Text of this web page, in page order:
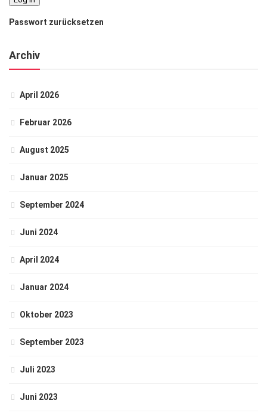
Passwort zurücksetzen
Archiv
April 2026
Februar 2026
August 2025
Januar 2025
September 2024
Juni 2024
April 2024
Januar 2024
Oktober 2023
September 2023
Juli 2023
Juni 2023